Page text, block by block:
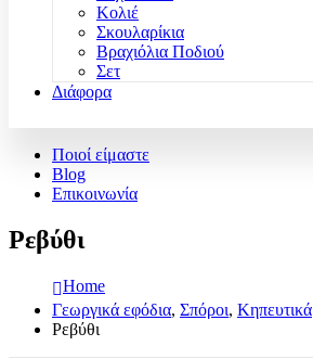
Κολιέ
Σκουλαρίκια
Βραχιόλια Ποδιού
Σετ
Διάφορα
Ποιοί είμαστε
Blog
Επικοινωνία
Ρεβύθι
Home
Γεωργικά εφόδια, Σπόροι, Κηπευτικά
Ρεβύθι